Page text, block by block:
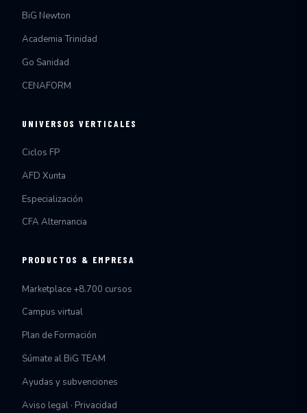
BiG Newton
Academia Trinidad
Go Sanidad
CENAFORM
UNIVERSOS VERTICALES
Ciclos FP
AFD Xunta
Especialización
CFA Alternancia
PRODUCTOS & EMPRESA
Marketplace +8.700 cursos
Campus virtual
Plan de Formación
Súmate al BiG TEAM
Ayudas y subvenciones
Aviso legal · Privacidad